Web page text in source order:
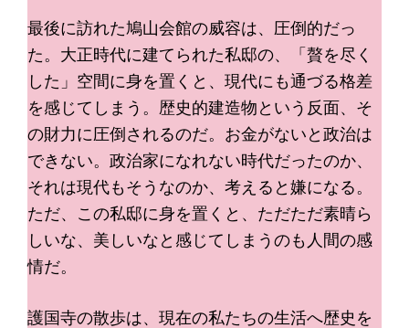
最後に訪れた鳩山会館の威容は、圧倒的だっ
た。大正時代に建てられた私邸の、「贅を尽く
した」空間に身を置くと、現代にも通づる格差
を感じてしまう。歴史的建造物という反面、そ
の財力に圧倒されるのだ。お金がないと政治は
できない。政治家になれない時代だったのか、
それは現代もそうなのか、考えると嫌になる。
ただ、この私邸に身を置くと、ただただ素晴ら
しいな、美しいなと感じてしまうのも人間の感
情だ。
護国寺の散歩は、現在の私たちの生活へ歴史を